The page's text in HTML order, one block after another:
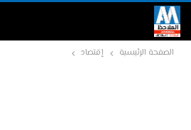
الصفحة الرئيسية إقتصاد